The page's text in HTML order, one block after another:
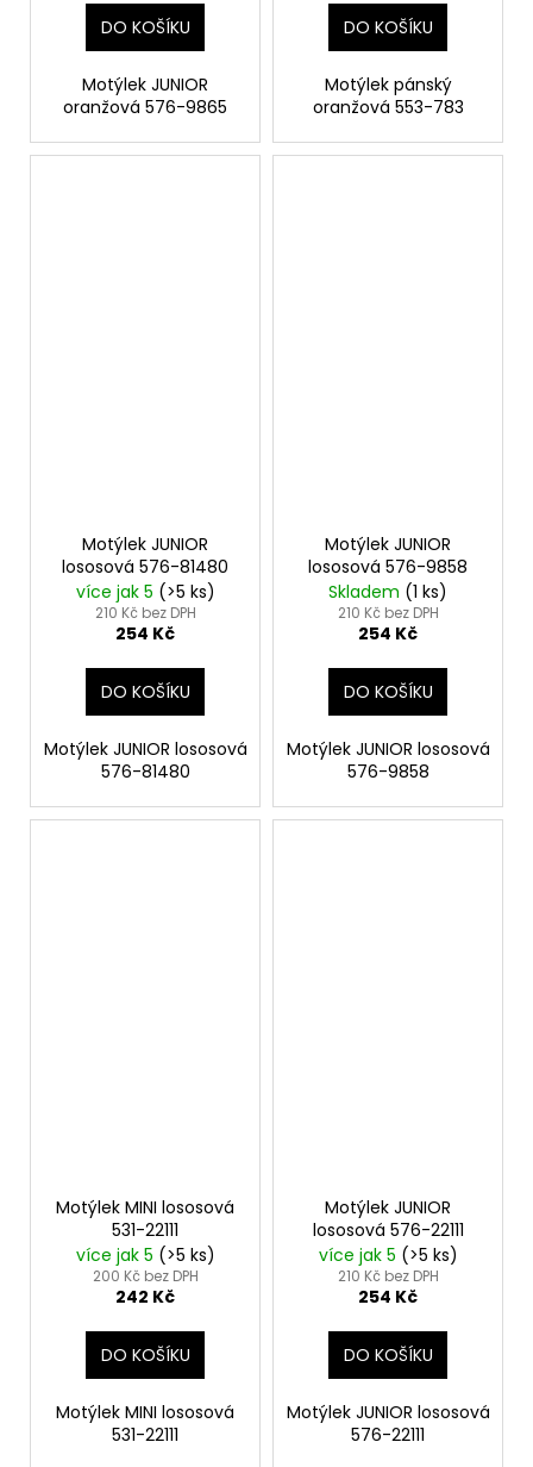
DO KOŠÍKU
Motýlek JUNIOR
oranžová 576-9865
DO KOŠÍKU
Motýlek pánský
oranžová 553-783
Motýlek JUNIOR
lososová 576-81480
více jak 5 (>5 ks)
210 Kč bez DPH
254 Kč
DO KOŠÍKU
Motýlek JUNIOR lososová
576-81480
Motýlek JUNIOR
lososová 576-9858
Skladem (1 ks)
210 Kč bez DPH
254 Kč
DO KOŠÍKU
Motýlek JUNIOR lososová
576-9858
Motýlek MINI lososová
531-22111
více jak 5 (>5 ks)
200 Kč bez DPH
242 Kč
DO KOŠÍKU
Motýlek MINI lososová
531-22111
Motýlek JUNIOR
lososová 576-22111
více jak 5 (>5 ks)
210 Kč bez DPH
254 Kč
DO KOŠÍKU
Motýlek JUNIOR lososová
576-22111